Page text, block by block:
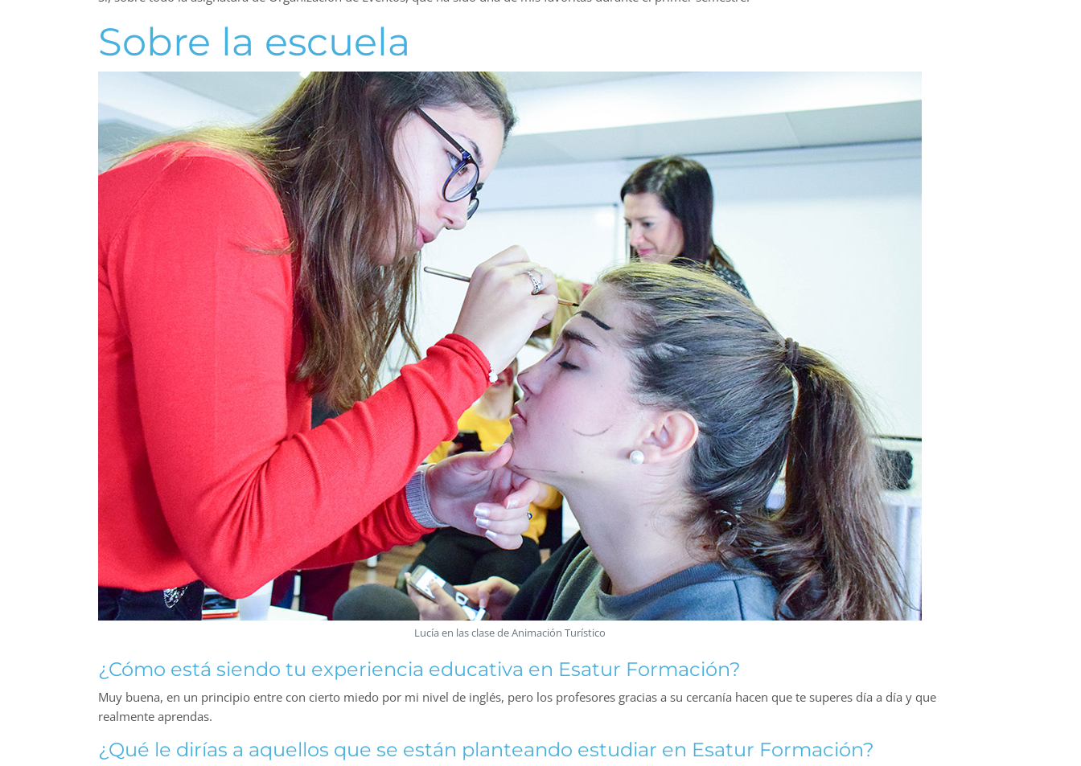
Sobre la escuela
Lucía en las clase de Animación Turístico
¿Cómo está siendo tu experiencia educativa en Esatur Formación?
Muy buena, en un principio entre con cierto miedo por mi nivel de inglés, pero los profesores gracias a su cercanía hacen que te superes día a día y que
realmente aprendas.
¿Qué le dirías a aquellos que se están planteando estudiar en Esatur Formación?